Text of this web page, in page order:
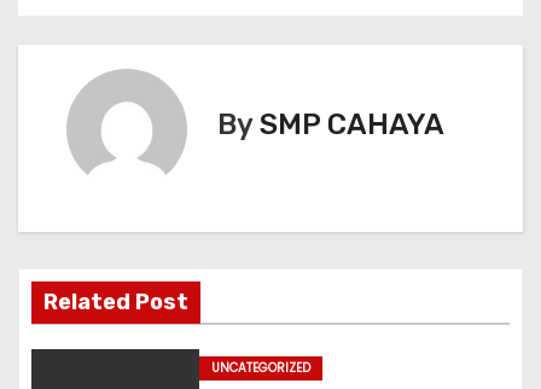
a
s
BySMP CAHAYA
Related Post
UNCATEGORIZED